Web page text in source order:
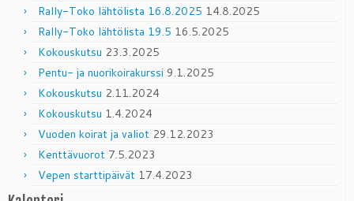
Rally-Toko lähtölista 16.8.2025 14.8.2025
Rally-Toko lähtölista 19.5 16.5.2025
Kokouskutsu 23.3.2025
Pentu- ja nuorikoirakurssi 9.1.2025
Kokouskutsu 2.11.2024
Kokouskutsu 1.4.2024
Vuoden koirat ja valiot 29.12.2023
Kenttävuorot 7.5.2023
Vepen starttipäivät 17.4.2023